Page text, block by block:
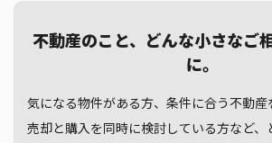
不動産のこと、どんな小さなご
に。
気になる物件がある方、条件に合う不動産
売却と購入を同時に検討している方など、